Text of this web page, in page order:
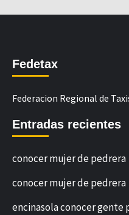
Fedetax
Federacion Regional de
Entradas recientes
conocer mujer de pedrera
conocer mujer de pedrera
encinasola conocer gente